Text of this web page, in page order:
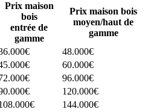
Prix maison
bois
entrée de
gamme
Prix maison bois
moyen/haut de
gamme
48.000€
60.000€
96.000€
120.000€
144.000€